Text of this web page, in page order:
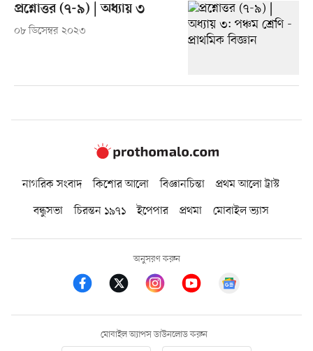
প্রশ্নোত্তর (৭-৯) | অধ্যায় ৩
০৮ ডিসেম্বর ২০২৩
নাগরিক সংবাদ কিশোর আলো বিজ্ঞানচিন্তা
প্রথম আলো ট্রাস্ট
বন্ধুসভা
চিরন্তন ১৯৭১ ইপেপার প্রথমা মোবাইল ভ্যাস
অনুসরণ করুন
মোবাইল অ্যাপস ডাউনলোড করুন